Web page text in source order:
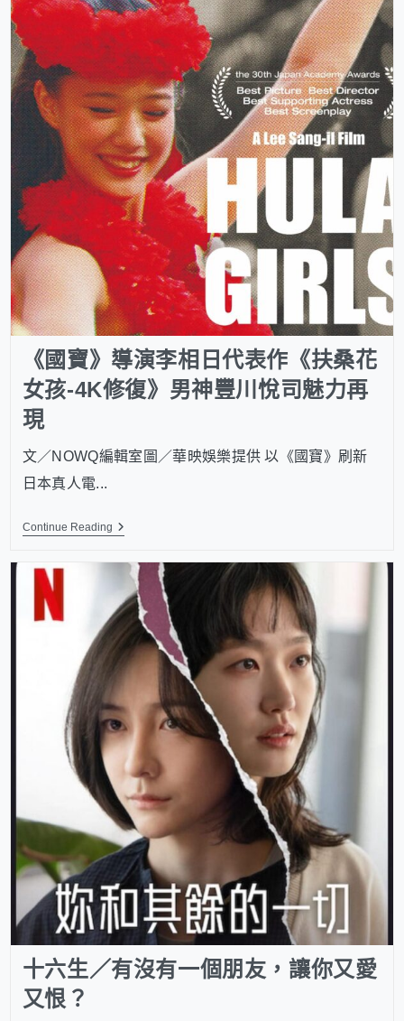
《國寶》導演李相日代表作《扶桑花
女孩-4K修復》男神豐川悅司魅力再
現
文／NOWQ編輯室圖／華映娛樂提供 以《國寶》刷新
日本真人電...
Continue Reading
十六生／有沒有一個朋友，讓你又愛
又恨？